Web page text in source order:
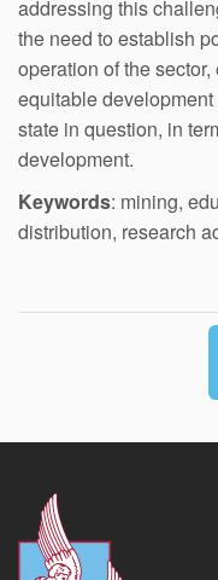
addressing this
the need to establish
operation of the
equitable
state in question, in
development.
Keywords: mining,
distribution, research